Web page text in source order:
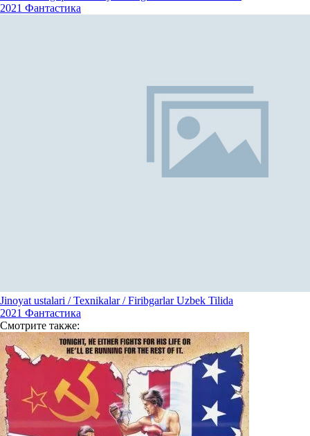
2021 Фантастика
Jinoyat ustalari / Texnikalar / Firibgarlar Uzbek Tilida
2021 Фантастика
Смотрите также: